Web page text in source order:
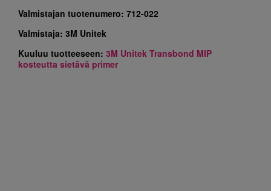
Valmistajan tuotenumero: 712-022
Valmistaja: 3M Unitek
Kuuluu tuotteeseen: 3M Unitek Transbond MIP
kosteutta sietävä primer